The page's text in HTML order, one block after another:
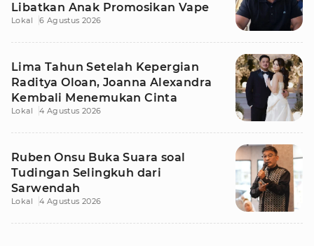
Libatkan Anak Promosikan Vape
Lokal 6 Agustus 2026
Lima Tahun Setelah Kepergian
Raditya Oloan, Joanna Alexandra
Kembali Menemukan Cinta
Lokal 4 Agustus 2026
Ruben Onsu Buka Suara soal
Tudingan Selingkuh dari
Sarwendah
Lokal 4 Agustus 2026